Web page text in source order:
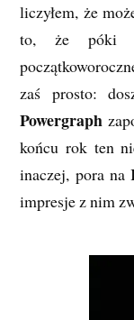
liczyłem, że
to, że póki
zaś prosto:
Powergraph
końcu rok ten
inaczej, pora na
impresje z nim